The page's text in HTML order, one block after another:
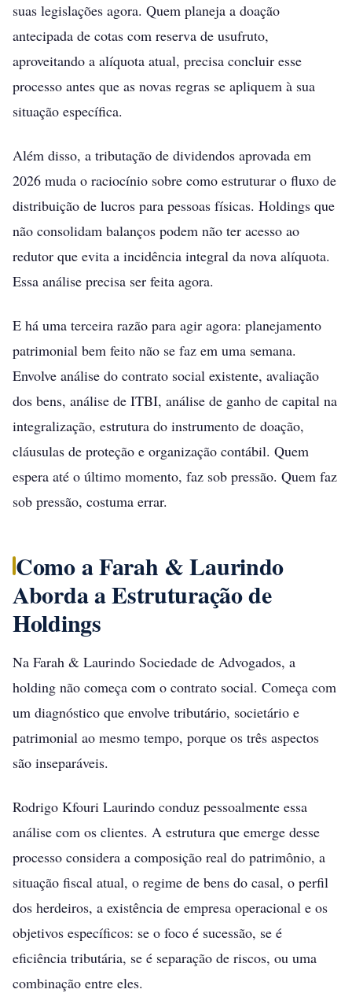
suas legislações agora. Quem planeja a doação
antecipada de cotas com reserva de usufruto,
aproveitando a alíquota atual, precisa concluir esse
processo antes que as novas regras se apliquem à sua
situação específica.
Além disso, a tributação de dividendos aprovada em
2026 muda o raciocínio sobre como estruturar o fluxo de
distribuição de lucros para pessoas físicas. Holdings que
não consolidam balanços podem não ter acesso ao
redutor que evita a incidência integral da nova alíquota.
Essa análise precisa ser feita agora.
E há uma terceira razão para agir agora: planejamento
patrimonial bem feito não se faz em uma semana.
Envolve análise do contrato social existente, avaliação
dos bens, análise de ITBI, análise de ganho de capital na
integralização, estrutura do instrumento de doação,
cláusulas de proteção e organização contábil. Quem
espera até o último momento, faz sob pressão. Quem faz
sob pressão, costuma errar.
Como a Farah & Laurindo
Aborda a Estruturação de
Holdings
Na Farah & Laurindo Sociedade de Advogados, a
holding não começa com o contrato social. Começa com
um diagnóstico que envolve tributário, societário e
patrimonial ao mesmo tempo, porque os três aspectos
são inseparáveis.
Rodrigo Kfouri Laurindo conduz pessoalmente essa
análise com os clientes. A estrutura que emerge desse
processo considera a composição real do patrimônio, a
situação fiscal atual, o regime de bens do casal, o perfil
dos herdeiros, a existência de empresa operacional e os
objetivos específicos: se o foco é sucessão, se é
eficiência tributária, se é separação de riscos, ou uma
combinação entre eles.